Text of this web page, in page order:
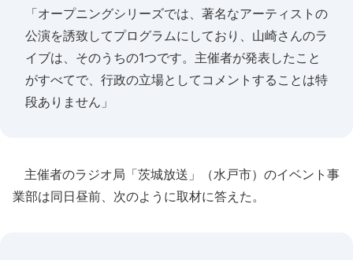
「オープニングシリーズでは、著名なアーティストの
公演を誘致してプログラムにしており、山崎さんのラ
イブは、そのうちの1つです。主催者が発表したこと
がすべてで、行政の立場としてコメントすることは特
段ありません」
主催者のラジオ局「茨城放送」（水戸市）のイベント事
業部は同日昼前、次のように取材に答えた。